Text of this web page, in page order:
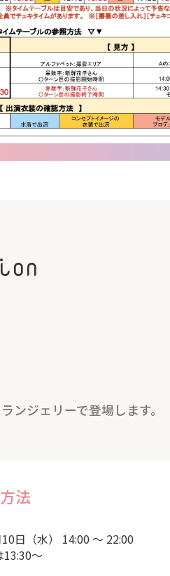
ンジェリーで登場します。
法
日（水） 14:00 ～ 22:00
13:30～